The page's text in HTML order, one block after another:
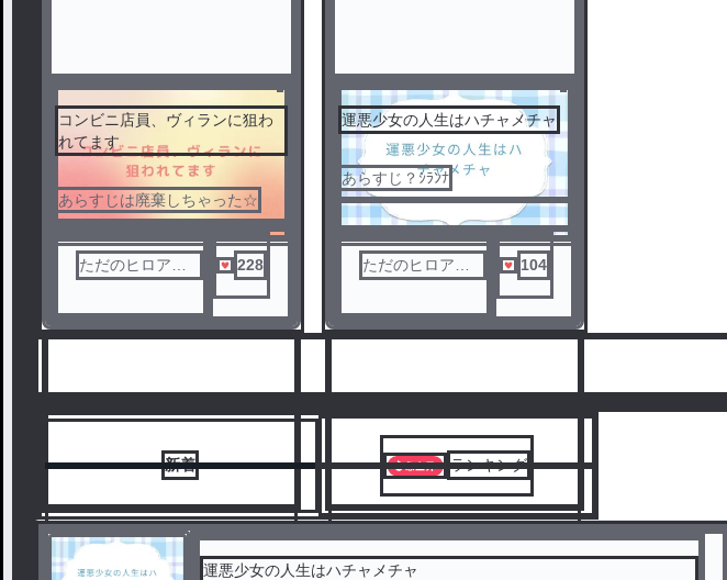
コンビニ店員、ヴィランに狙わ
れてます
あらすじは廃棄しちゃった☆
ただのヒロアカ
228
運悪少女の人生はハチャメチャ
あらすじ？ｼﾗﾝﾅ
ただのヒロアカ
104
新着 ランキング
運悪少女の人生はハチャメチャ